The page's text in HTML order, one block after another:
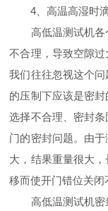
4、高温高湿时滴
高低温测试机各
不合理，导致空隙过
我们往往忽视这个
的压制下应该是密
选择不合理、密封
门的密封问题。由
大，结果重量很大
移而使开门错位关闭
高低温测试机密